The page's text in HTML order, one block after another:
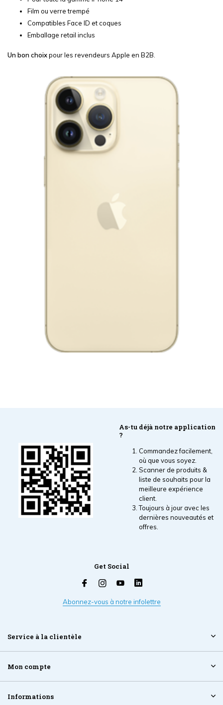
Film ou verre trempé
Compatibles Face ID et coques
Emballage retail inclus
Un bon choixpour les revendeurs Apple en B2B.
As-tu déjà notre application
?
Commandez facilement,
où que vous soyez.
Scanner de produits &
liste de souhaits pour la
meilleure expérience
client.
Toujours à jour avec les
dernières nouveautés et
offres.
Get Social
Abonnez-vous à notre infolettre
Service à la clientèle
Mon compte
Informations